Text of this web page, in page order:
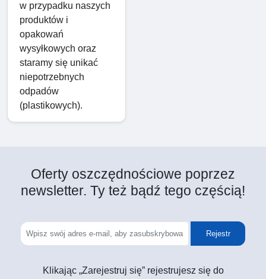
w przypadku naszych
produktów i
opakowań
wysyłkowych oraz
staramy się unikać
niepotrzebnych
odpadów
(plastikowych).
Oferty oszczędnościowe poprzez
newsletter. Ty też bądź tego częścią!
Rejestr
Klikając „Zarejestruj się” rejestrujesz się do